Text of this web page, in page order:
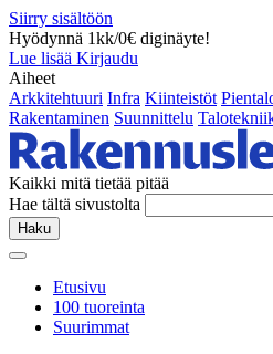
Siirry sisältöön
Hyödynnä 1kk/0€ diginäyte!
Lue lisää Kirjaudu
Aiheet
Arkkitehtuuri Infra Kiinteistöt
Rakentaminen Suunnittelu
Kaikki mitä tietää pitää
Hae tältä sivustolta
Haku
Etusivu
100 tuoreinta
Suurimmat